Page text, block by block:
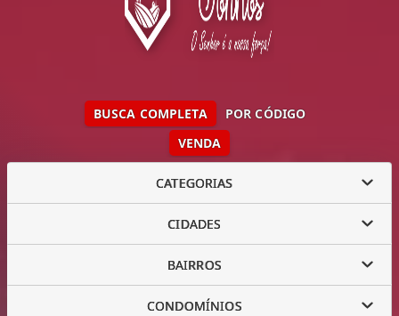
VENDA
BUSCA COMPLETA POR CÓDIGO
CATEGORIAS
CIDADES
BAIRROS
CONDOMÍNIOS